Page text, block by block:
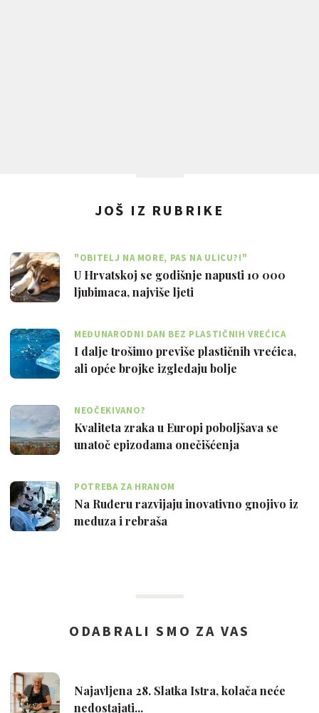
JOŠ IZ RUBRIKE
"OBITELJ NA MORE, PAS NA ULICU?!"
U Hrvatskoj se godišnje napusti 10 000
ljubimaca, najviše ljeti
MEĐUNARODNI DAN BEZ PLASTIČNIH VREĆICA
I dalje trošimo previše plastičnih vrećica,
ali opće brojke izgledaju bolje
NEOČEKIVANO?
Kvaliteta zraka u Europi poboljšava se
unatoč epizodama onečišćenja
POTREBA ZA HRANOM
Na Ruđeru razvijaju inovativno gnojivo iz
meduza i rebraša